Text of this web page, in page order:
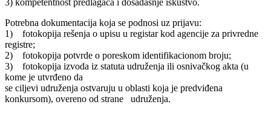
3) kompetentnost predlagača i dosadašnje iskustvo.
Potrebna dokumentacija koja se podnosi uz prijavu:
1) fotokopija rešenja o upisu u registar kod agencije za privredne
registre;
2) fotokopija potvrde o poreskom identifikacionom broju;
3) fotokopija izvoda iz statuta udruženja ili osnivačkog akta (u
kome je utvrđeno da
se ciljevi udruženja ostvaruju u oblasti koja je predviđena
konkursom), overeno od strane udruženja.